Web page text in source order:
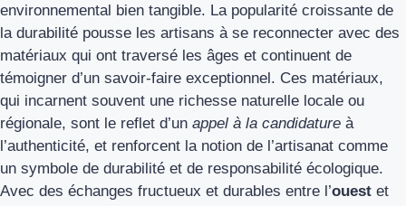
environnemental bien tangible. La popularité croissante de
la durabilité pousse les artisans à se reconnecter avec des
matériaux qui ont traversé les âges et continuent de
témoigner d’un savoir-faire exceptionnel. Ces matériaux,
qui incarnent souvent une richesse naturelle locale ou
régionale, sont le reflet d’un appel à la candidature à
l’authenticité, et renforcent la notion de l’artisanat comme
un symbole de durabilité et de responsabilité écologique.
Avec des échanges fructueux et durables entre l’ouest et